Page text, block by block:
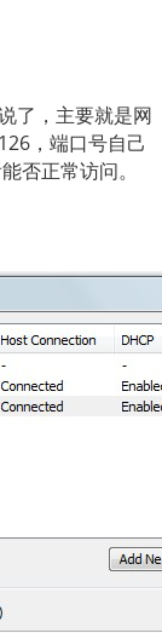
了，主要就是网
，端口号自己
否正常访问。